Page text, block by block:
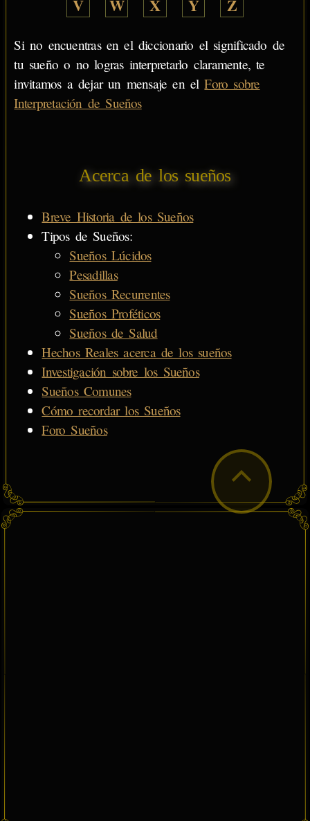
V
W X Y Z
Si no encuentras en el diccionario el significado de
tu sueño o no logras interpretarlo claramente, te
invitamos a dejar un mensaje en elForo sobre
Interpretación de Sueños
Acerca de los sueños
Breve Historia de los Sueños
Tipos de Sueños:
Sueños Lúcidos
Pesadillas
Sueños Recurrentes
Sueños Proféticos
Sueños de Salud
Hechos Reales acerca de los sueños
Investigación sobre los Sueños
Sueños Comunes
Cómo recordar los Sueños
Foro Sueños